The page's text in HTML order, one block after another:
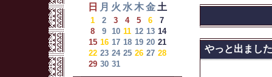
日 月 火 水 木 金 土
1 2 3 4 5 6
7
8
9 10 11 12 13 14
15 16 17 18 19 20 21
22 23 24 25 26 27 28
29 30 31
やっと出ました